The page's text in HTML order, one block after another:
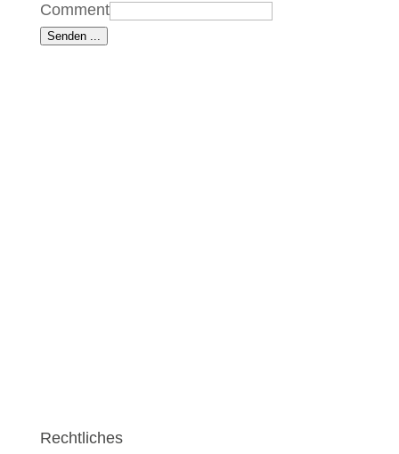
Comment
Senden ...
Rechtliches